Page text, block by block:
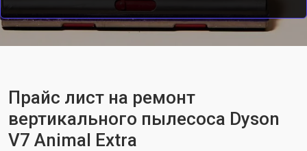
Прайс лист на ремонт
вертикального пылесоса Dyson
V7 Animal Extra